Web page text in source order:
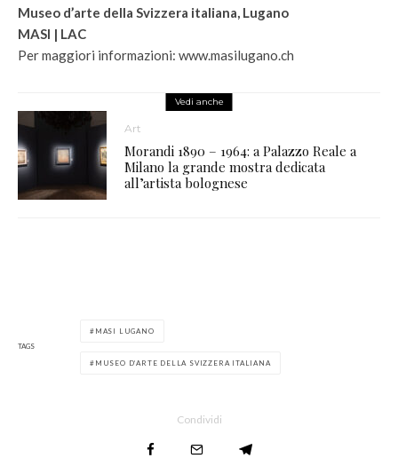
Museo d’arte della Svizzera italiana, Lugano
MASI | LAC
Per maggiori informazioni: www.masilugano.ch
Vedi anche
Art
Morandi 1890 – 1964: a Palazzo Reale a
Milano la grande mostra dedicata
all’artista bolognese
TAGS
MASI LUGANO
MUSEO D’ARTE DELLA SVIZZERA ITALIANA
Condividi